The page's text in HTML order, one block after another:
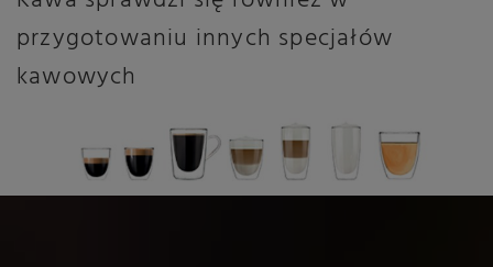
przygotowaniu innych specjałów
kawowych